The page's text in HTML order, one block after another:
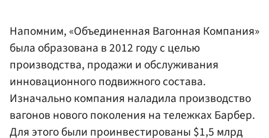
Напомним, «Объединенная Вагонная Компания»
была образована в 2012 году с целью
производства, продажи и обслуживания
инновационного подвижного состава.
Изначально компания наладила производство
вагонов нового поколения на тележках Барбер.
Для этого были проинвестированы $1,5 млрд